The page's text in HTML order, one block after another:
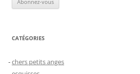
CATÉGORIES
chers petits anges